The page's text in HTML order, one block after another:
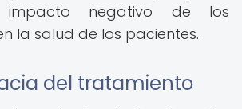
impacto negativo de los
la salud de los pacientes.
del tratamiento